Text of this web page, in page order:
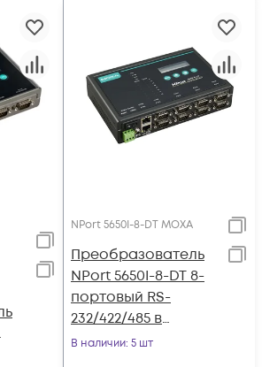
NPort 5650I-8-DT MOXA
Преобразователь
NPort 5650I-8-DT 8-
портовый RS-
232/422/485 в
Ethernet в
В наличии: 5 шт